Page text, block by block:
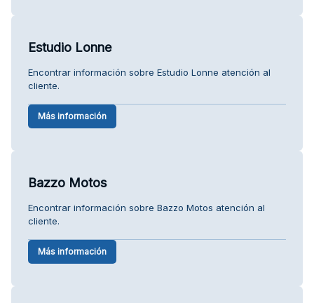
Estudio Lonne
Encontrar información sobre Estudio Lonne atención al
cliente.
Más información
Bazzo Motos
Encontrar información sobre Bazzo Motos atención al
cliente.
Más información